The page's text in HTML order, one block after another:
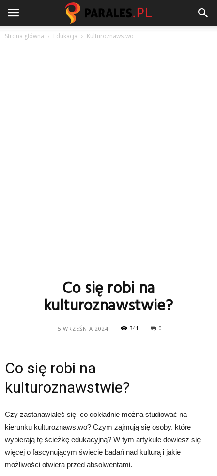
Strona główna Edukacja Kulturoznawstwo
Co się robi na
kulturoznawstwie?
5 WRZEŚNIA 2024 341 0
Co się robi na
kulturoznawstwie?
Czy zastanawiałeś się, co dokładnie można studiować na
kierunku kulturoznawstwo? Czym zajmują się osoby, które
wybierają tę ścieżkę edukacyjną? W tym artykule dowiesz się
więcej o fascynującym świecie badań nad kulturą i jakie
możliwości otwiera przed absolwentami.